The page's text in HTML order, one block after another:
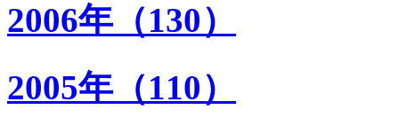
2006年（130）
2005年（110）